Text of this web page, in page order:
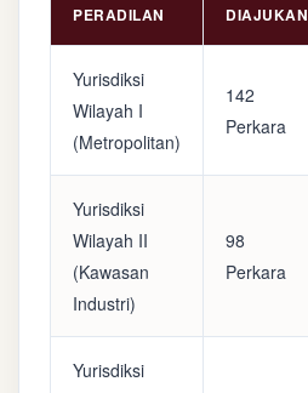
PERADILAN
DIAJUKAN
Yurisdiksi
Wilayah I
(Metropolitan)
142
Perkara
Yurisdiksi
Wilayah II
(Kawasan
Industri)
98
Perkara
Yurisdiksi